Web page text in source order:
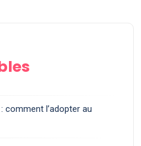
comment l’adopter au